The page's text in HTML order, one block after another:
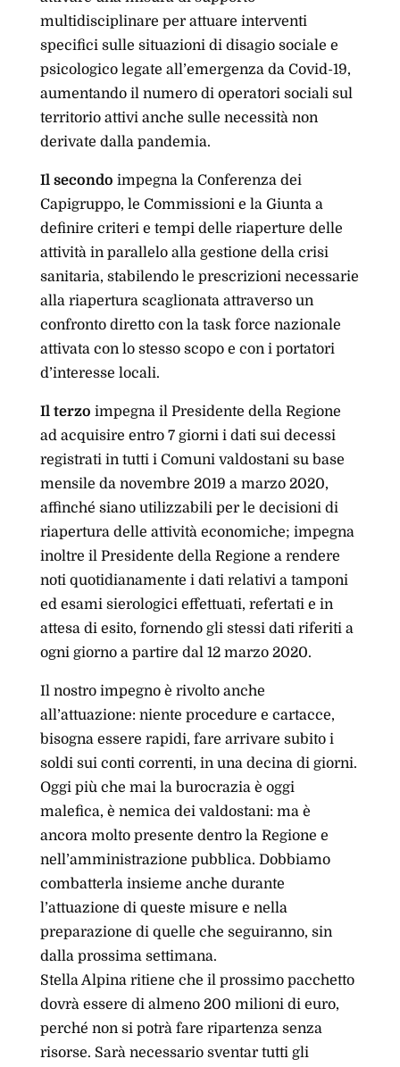
multidisciplinare per attuare interventi
specifici sulle situazioni di disagio sociale e
psicologico legate all’emergenza da Covid-19,
aumentando il numero di operatori sociali sul
territorio attivi anche sulle necessità non
derivate dalla pandemia.
Il secondo impegna la Conferenza dei
Capigruppo, le Commissioni e la Giunta a
definire criteri e tempi delle riaperture delle
attività in parallelo alla gestione della crisi
sanitaria, stabilendo le prescrizioni necessarie
alla riapertura scaglionata attraverso un
confronto diretto con la task force nazionale
attivata con lo stesso scopo e con i portatori
d’interesse locali.
Il terzo impegna il Presidente della Regione
ad acquisire entro 7 giorni i dati sui decessi
registrati in tutti i Comuni valdostani su base
mensile da novembre 2019 a marzo 2020,
affinché siano utilizzabili per le decisioni di
riapertura delle attività economiche; impegna
inoltre il Presidente della Regione a rendere
noti quotidianamente i dati relativi a tamponi
ed esami sierologici effettuati, refertati e in
attesa di esito, fornendo gli stessi dati riferiti a
ogni giorno a partire dal 12 marzo 2020.
Il nostro impegno è rivolto anche
all’attuazione: niente procedure e cartacce,
bisogna essere rapidi, fare arrivare subito i
soldi sui conti correnti, in una decina di giorni.
Oggi più che mai la burocrazia è oggi
malefica, è nemica dei valdostani: ma è
ancora molto presente dentro la Regione e
nell’amministrazione pubblica. Dobbiamo
combatterla insieme anche durante
l’attuazione di queste misure e nella
preparazione di quelle che seguiranno, sin
dalla prossima settimana.
Stella Alpina ritiene che il prossimo pacchetto
dovrà essere di almeno 200 milioni di euro,
perché non si potrà fare ripartenza senza
risorse. Sarà necessario sventar tutti gli